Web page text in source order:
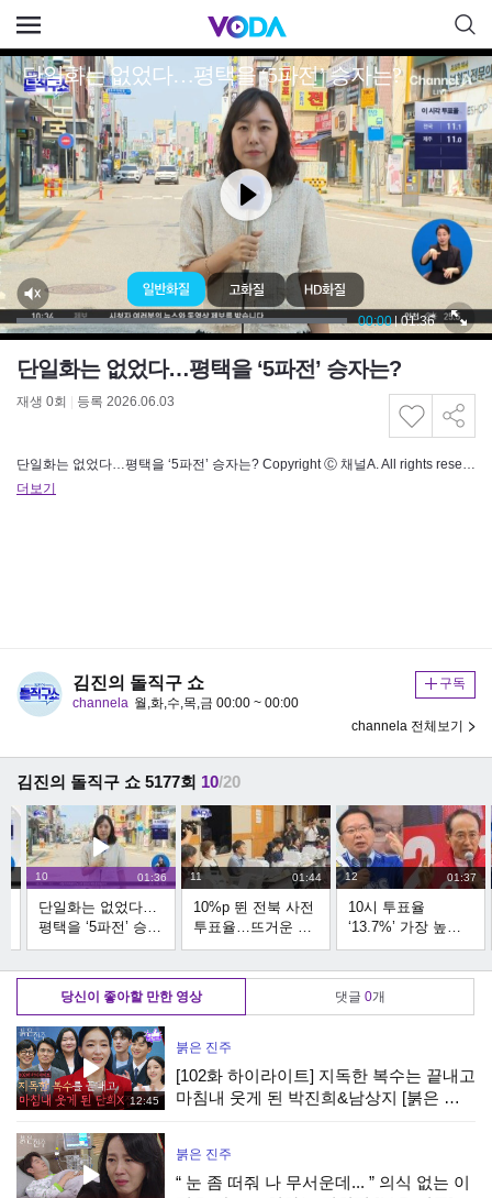
단일화는 없었다…평택을 ‘5파전’ 승자는?
재생 0회 등록 2026.06.03
단일화는 없었다…평택을 ‘5파전’ 승자는? Copyright Ⓒ 채널A. All rights reserved. 무단 전재, …
더보기
김진의 돌직구 쇼
channela 월,화,수,목,금 00:00 ~ 00:00
구독
channela 전체보기
김진의 돌직구 쇼 5177회 10/20
10 01:36
단일화는 없었다…
평택을 ‘5파전’ 승자
는?
11 01:44
10%p 뛴 전북 사전
투표율…뜨거운 텃
밭 싸움
12 01:37
10시 투표율
‘13.7%’ 가장 높은
대구…‘샤이 지지
자’의 선택은?
당신이 좋아할 만한 영상 댓글 0개
12:45
붉은 진주
[102화 하이라이트] 지독한 복수는 끝내고
마침내 웃게 된 박진희&남상지 [붉은 진
붉은 진주
“ 눈 좀 떠줘 나 무서운데... ” 의식 없는 이